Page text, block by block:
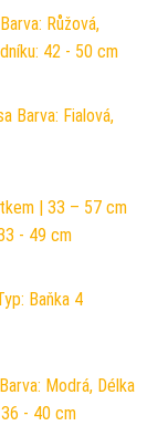
Růžová,
42 - 50 cm
Barva: Fialová,
| 33 – 57 cm
- 49 cm
Baňka 4
Modrá, Délka
- 40 cm